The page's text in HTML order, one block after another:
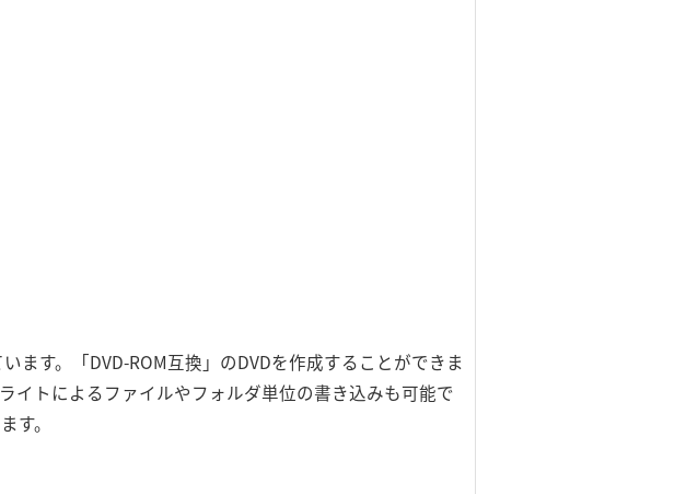
ます。「DVD-ROM互換」のDVDを作成することができま
イトによるファイルやフォルダ単位の書き込みも可能で
す。